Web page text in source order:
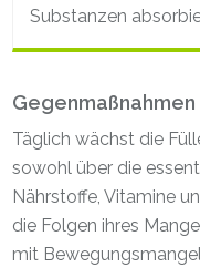
Substanzen
Gegenmaßnahmen
Täglich wächst die
sowohl über die
Nährstoffe, Vitamine
die Folgen ihres
mit